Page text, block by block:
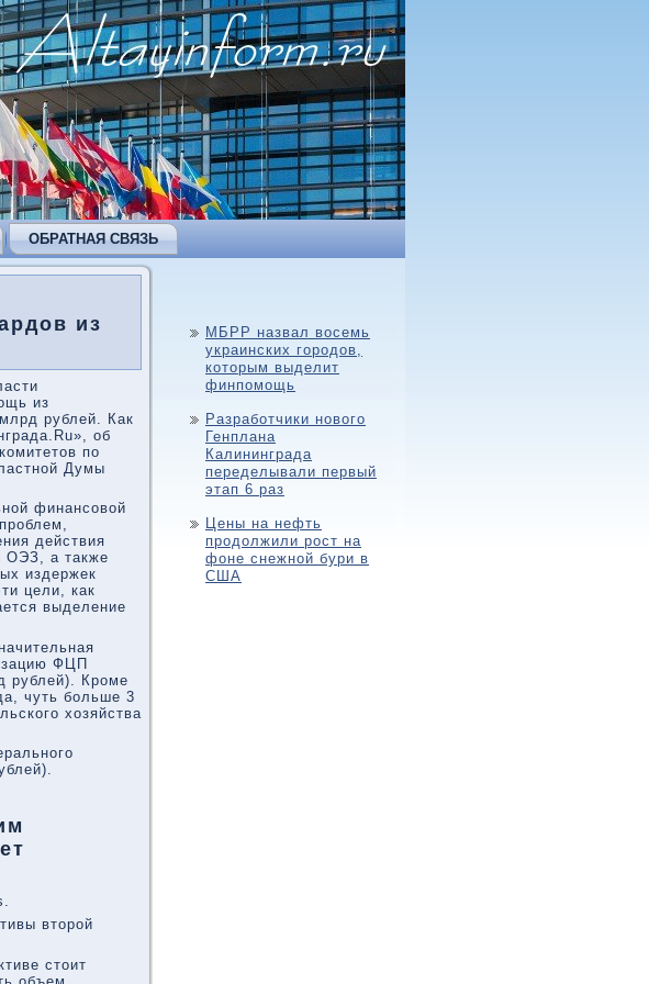
ОБРАТНАЯ СВЯЗЬ
из
из
рублей. Как
об
по
Думы
финансовой
действия
ОЭЗ, а также
издержек
цели, как
выделение
ФЦП
рублей). Кроме
чуть больше 3
хозяйства
второй
стоит
объем
МБРР назвал восемь
украинских городов,
которым выделит
финпомощь
Разработчики нового
Генплана
Калининграда
переделывали первый
этап 6 раз
Цены на нефть
продолжили рост на
фоне снежной бури в
США